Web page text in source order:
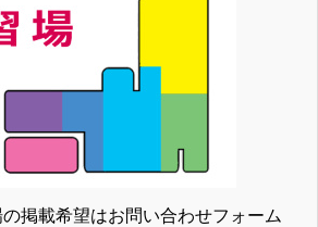
掲載希望はお問い合わせフォーム